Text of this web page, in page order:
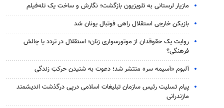
مازیار لرستانی به تلویزیون بازگشت؛ نگارش و ساخت یک تله‌فیلم
بازیکن خارجی استقلال راهی فوتبال یونان شد
روایت یک حقوقدان از موتورسواری زنان؛ استقلال در تردد یا چالش
فرهنگی؟
آلبوم «آسیمه سر» منتشر شد؛ دعوت به شنیدن حرکتِ زندگی
پیام تسلیت رئیس سازمان تبلیغات اسلامی درپی درگذشت اندیشمند
مازندرانی